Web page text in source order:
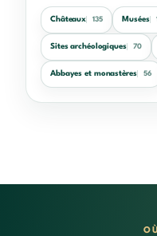
Châteaux 135 Musées
Sites archéologiques 70
Abbayes et monastères 56